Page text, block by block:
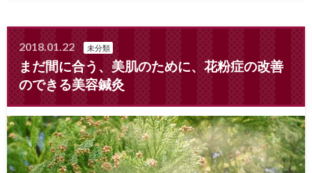
2018.01.22 未分類
まだ間に合う、美肌のために、花粉症の改善
のできる美容鍼灸